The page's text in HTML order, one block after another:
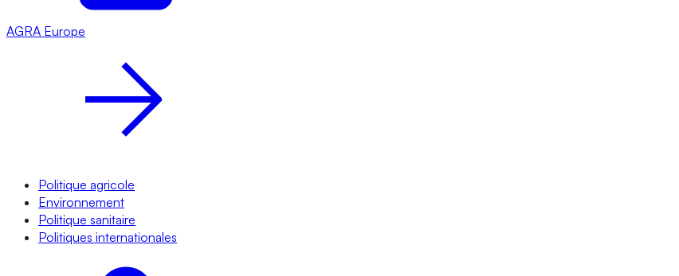
AGRA Europe
Politique agricole
Environnement
Politique sanitaire
Politiques internationales